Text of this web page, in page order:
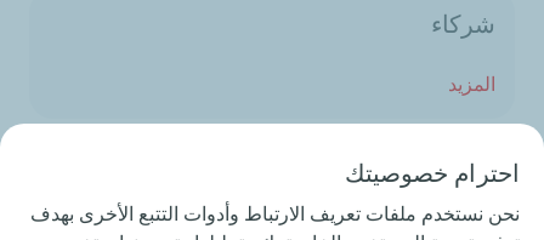
شركاء
المزيد
روبوت وأستون مارتن
احترام خصوصيتك
نحن نستخدم ملفات تعريف الارتباط وأدوات التتبع الأخرى بهدف